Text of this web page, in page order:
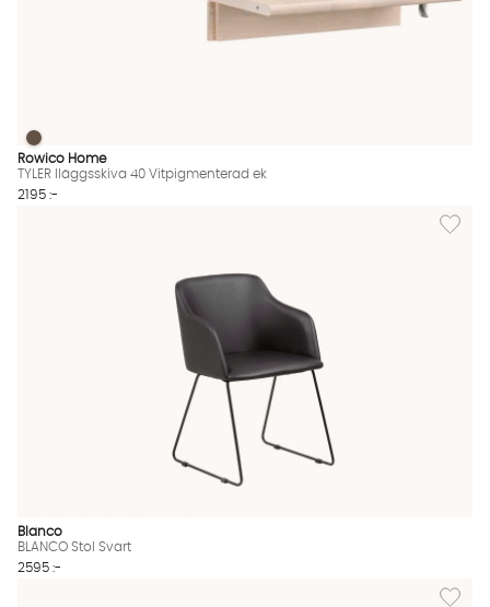
TYLER Iläggsskiva 40 Vitpigmenterad ek Finns även i dessa
TYLER Iläggsskiva 40 Vitpigmenterad ek
Rowico Home
TYLER Iläggsskiva 40 Vitpigmenterad ek
2195 :-
Lägg
Blanco
BLANCO Stol Svart
2595 :-
Lägg